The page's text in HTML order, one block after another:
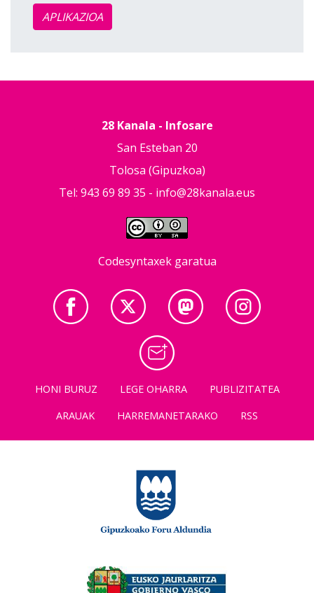
APLIKAZIOA
28 Kanala - Infosare
San Esteban 20
Tolosa (Gipuzkoa)
Tel: 943 69 89 35 - info@28kanala.eus
Codesyntaxek garatua
HONI BURUZ LEGE OHARRA
PUBLIZITATEA
ARAUAK
HARREMANETARAKO RSS